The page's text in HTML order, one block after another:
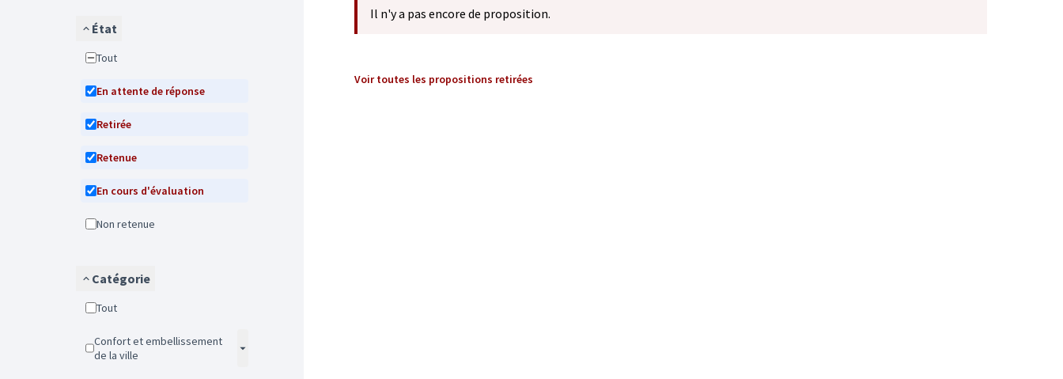
État
Tout
En attente de réponse
Retirée
Retenue
En cours d'évaluation
Non retenue
Catégorie
Tout
Confort et embellissement
de la ville
Il n'y a pas encore de proposition.
Voir toutes les propositions retirées